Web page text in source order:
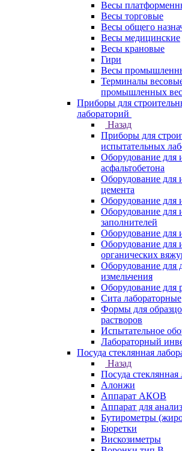
Весы
Весы торговые
Весы общего
Весы медицинские
Весы крановые
Гири
Весы
Терминалы
промышленных
Приборы для
лабораторий
Назад
Приборы для
испытательных
Оборудование для
асфальтобетона
Оборудование для
цемента
Оборудование для
Оборудование для
заполнителей
Оборудование для
Оборудование для
органических
Оборудование для
измельчения
Оборудование для
Сита лабораторные
Формы для
растворов
Испытательное
Лабораторный
Посуда стеклянная
Назад
Посуда стеклянная
Алонжи
Аппарат АКОВ
Аппарат для
Бутирометры
Бюретки
Вискозиметры